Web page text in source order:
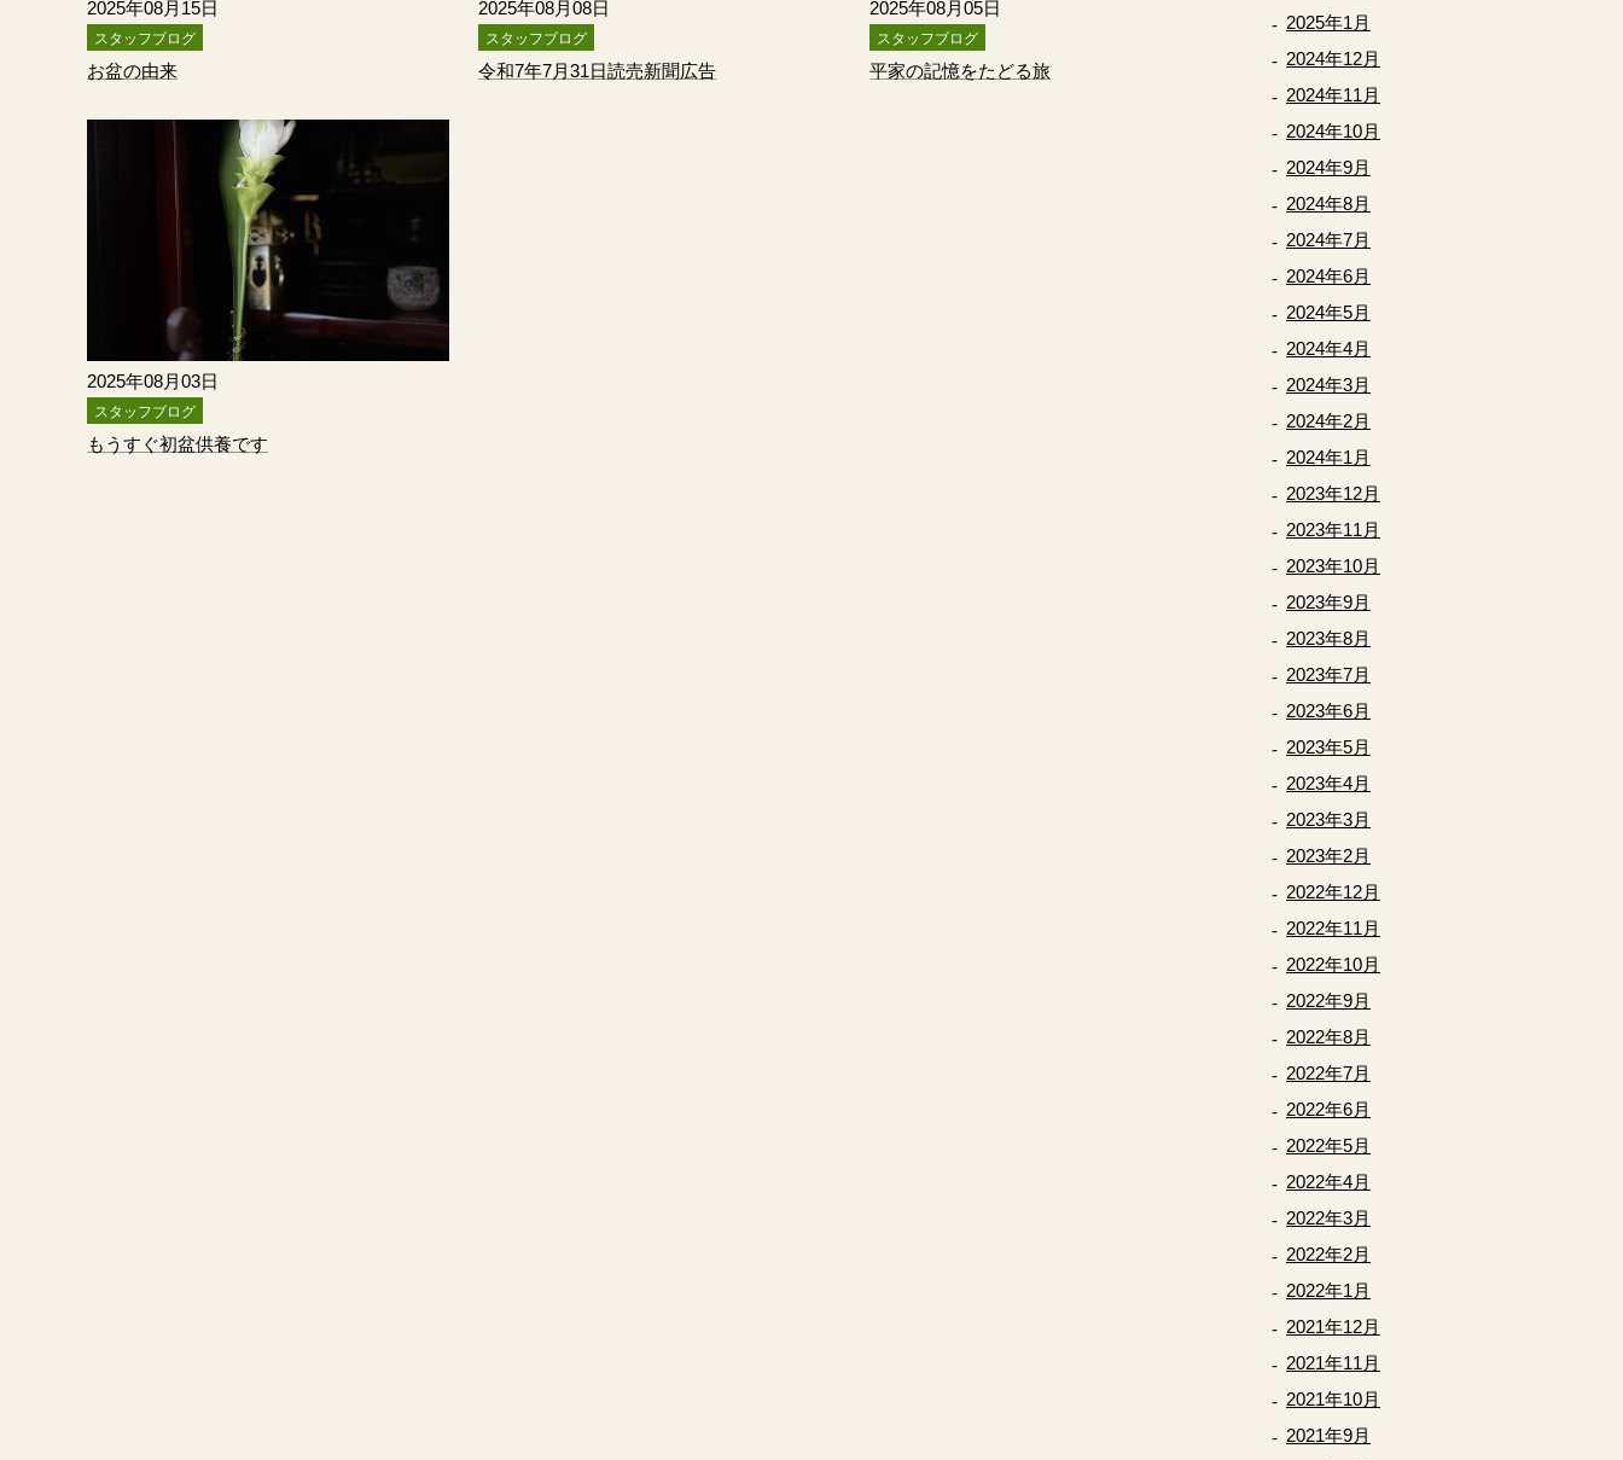
2025年08月15日
スタッフブログ
お盆の由来
2025年08月08日
スタッフブログ
令和7年7月31日読売新聞広告
2025年08月05日
スタッフブログ
平家の記憶をたどる旅
2025年08月03日
スタッフブログ
もうすぐ初盆供養です
2025年1月
2024年12月
2024年11月
2024年10月
2024年9月
2024年8月
2024年7月
2024年6月
2024年5月
2024年4月
2024年3月
2024年2月
2024年1月
2023年12月
2023年11月
2023年10月
2023年9月
2023年8月
2023年7月
2023年6月
2023年5月
2023年4月
2023年3月
2023年2月
2022年12月
2022年11月
2022年10月
2022年9月
2022年8月
2022年7月
2022年6月
2022年5月
2022年4月
2022年3月
2022年2月
2022年1月
2021年12月
2021年11月
2021年10月
2021年9月